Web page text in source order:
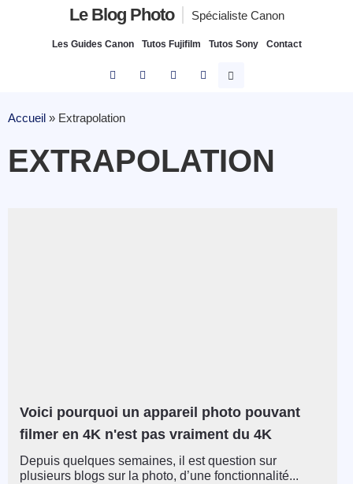
Le Blog Photo Spécialiste Canon
Les Guides Canon Tutos Fujifilm Tutos Sony Contact
Accueil » Extrapolation
EXTRAPOLATION
Voici pourquoi un appareil photo pouvant
filmer en 4K n'est pas vraiment du 4K
Depuis quelques semaines, il est question sur
plusieurs blogs sur la photo, d’une fonctionnalité...